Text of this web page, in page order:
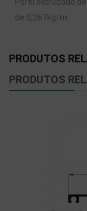
de 0,267kg/m.
PRODUTOS
PRODUTOS